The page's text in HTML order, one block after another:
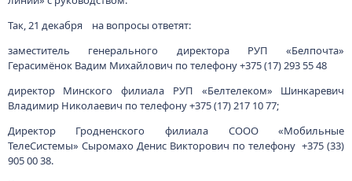
Так, 21 декабря на вопросы ответят:
заместитель генерального директора РУП «Белпочта»
Герасимёнок Вадим Михайлович по телефону +375 (17) 293 55 48
директор Минского филиала РУП «Белтелеком» Шинкаревич
Владимир Николаевич по телефону +375 (17) 217 10 77;
Директор Гродненского филиала СООО «Мобильные
ТелеСистемы» Сыромахо Денис Викторович по телефону +375 (33)
905 00 38.